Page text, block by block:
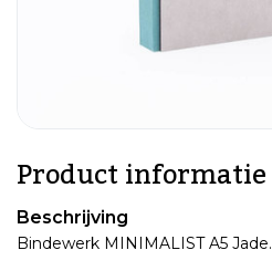
Product informatie
Beschrijving
Bindewerk MINIMALIST A5 Jade.